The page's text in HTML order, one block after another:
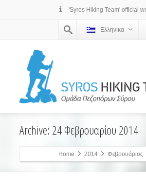
'Syros Hiking Team' official
Ελληνικα
Archive: 24 Φεβρουαρίου 2014
Home 2014 Φεβρουάριος